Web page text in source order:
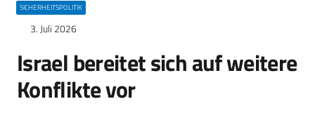
SICHERHEITSPOLITIK
3. Juli 2026
Israel bereitet sich auf weitere
Konflikte vor